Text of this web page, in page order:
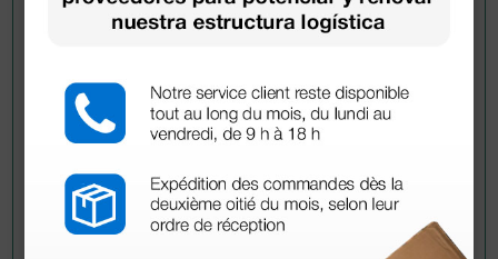
Pregúntale a un colega
¿Todavía tienes alguna duda? ¿Necesitas más
información?
Envía ahora mismo tu pregunta a los colegas que ya